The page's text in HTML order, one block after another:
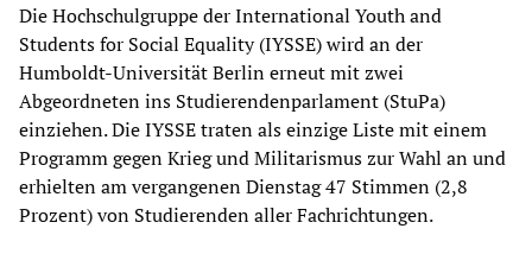
Die Hochschulgruppe der International Youth and
Students for Social Equality (IYSSE) wird an der
Humboldt-Universität Berlin erneut mit zwei
Abgeordneten ins Studierendenparlament (StuPa)
einziehen. Die IYSSE traten als einzige Liste mit einem
Programm gegen Krieg und Militarismus zur Wahl an und
erhielten am vergangenen Dienstag 47 Stimmen (2,8
Prozent) von Studierenden aller Fachrichtungen.